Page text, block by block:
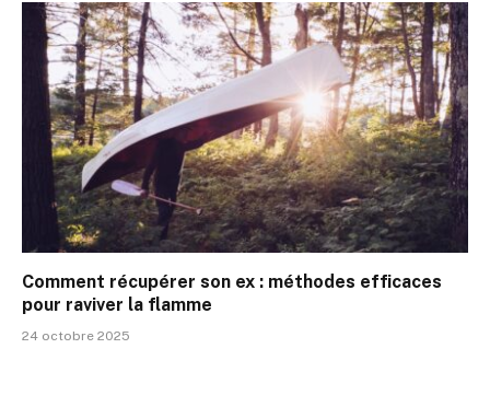
Comment récupérer son ex : méthodes efficaces
pour raviver la flamme
24 octobre 2025